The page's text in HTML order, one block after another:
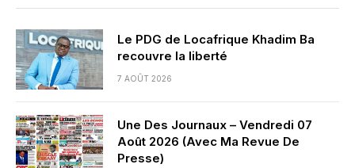
Le PDG de Locafrique Khadim Ba
recouvre la liberté
7 AOÛT 2026
Une Des Journaux – Vendredi 07
Août 2026 (Avec Ma Revue De
Presse)